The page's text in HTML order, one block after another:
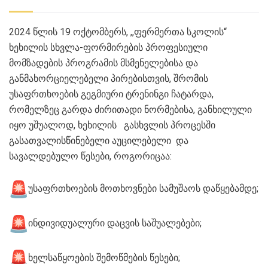
2024 წლის 19 ოქტომბერს, ,,ფერმერთა სკოლის“
ხეხილის სხვლა-ფორმირების პროფესიული
მომზადების პროგრამის მსმენელებისა და
განმახორციელებელი პირებისთვის, შრომის
უსაფრთხოების გეგმიური ტრენინგი ჩატარდა,
რომელზეც გარდა ძირითადი ნორმებისა, განხილული
იყო უშუალოდ, ხეხილის გასხვლის პროცესში
გასათვალისწინებელი აუცილებელი და
სავალდებულო წესები, როგორიცაა:
უსაფრთხოების მოთხოვნები სამუშაოს დაწყებამდე;
ინდივიდუალური დაცვის საშუალებები;
ხელსაწყოების შემოწმების წესები;